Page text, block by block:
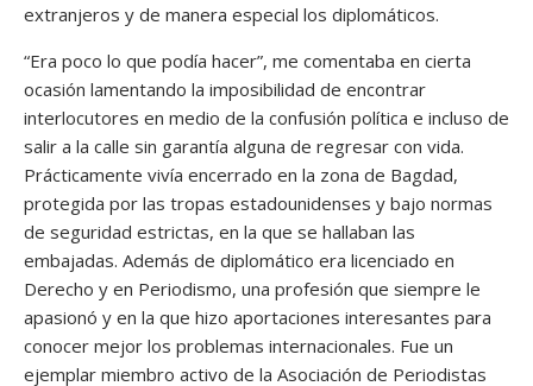
extranjeros y de manera especial los diplomáticos.
“Era poco lo que podía hacer”, me comentaba en cierta
ocasión lamentando la imposibilidad de encontrar
interlocutores en medio de la confusión política e incluso de
salir a la calle sin garantía alguna de regresar con vida.
Prácticamente vivía encerrado en la zona de Bagdad,
protegida por las tropas estadounidenses y bajo normas
de seguridad estrictas, en la que se hallaban las
embajadas. Además de diplomático era licenciado en
Derecho y en Periodismo, una profesión que siempre le
apasionó y en la que hizo aportaciones interesantes para
conocer mejor los problemas internacionales. Fue un
ejemplar miembro activo de la Asociación de Periodistas